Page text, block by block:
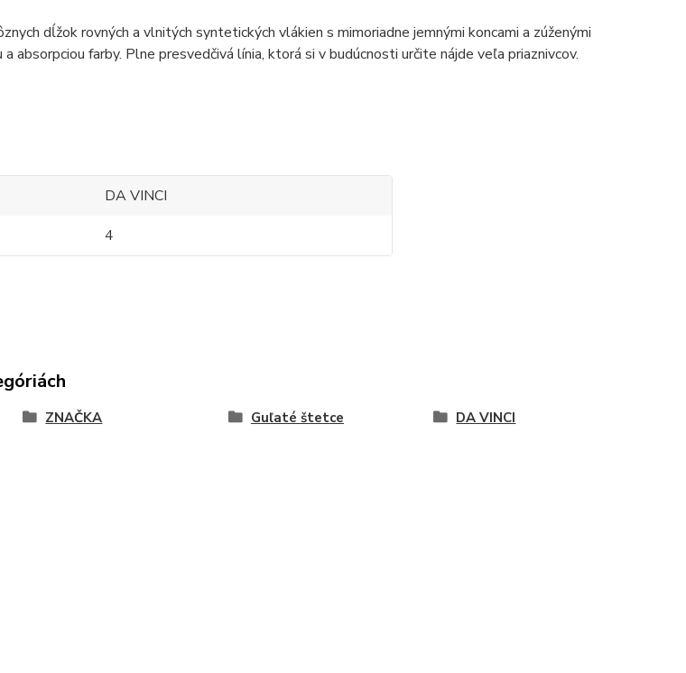
dĺžok rovných a vlnitých syntetických vlákien s mimoriadne jemnými koncami a zúženými
absorpciou farby. Plne presvedčivá línia, ktorá si v budúcnosti určite nájde veľa priaznivcov.
DA VINCI
4
ZNAČKA Guľaté štetce DA VINCI